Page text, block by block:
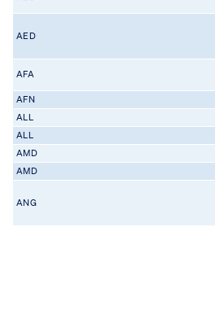
AED
AFA
AFN
ALL
ALL
AMD
AMD
ANG